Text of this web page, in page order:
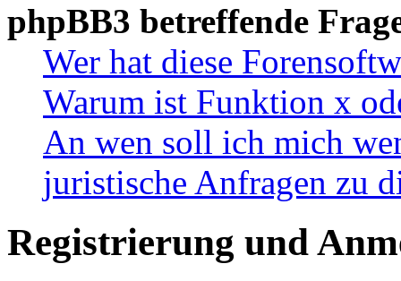
phpBB3 betreffende
Wer hat diese
Warum ist Funktion x
An wen soll ich mich
juristische Anfragen zu
Registrierung und